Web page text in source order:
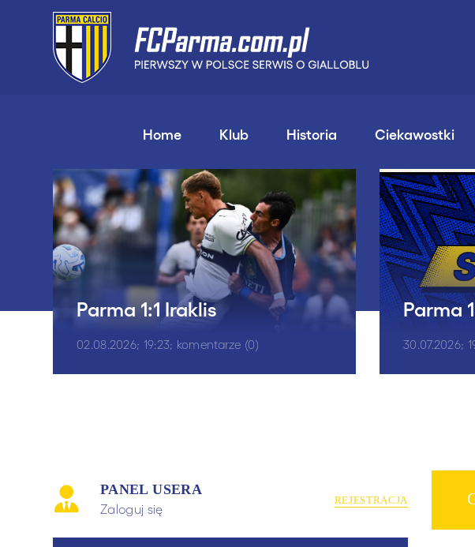
Home Klub Historia Ciekawostki
Parma 1:1 Iraklis
02.08.2026; 19:23; komentarze (0)
Parma
30.07.2026;
PANEL USERA
Zaloguj się
REJESTRACJA